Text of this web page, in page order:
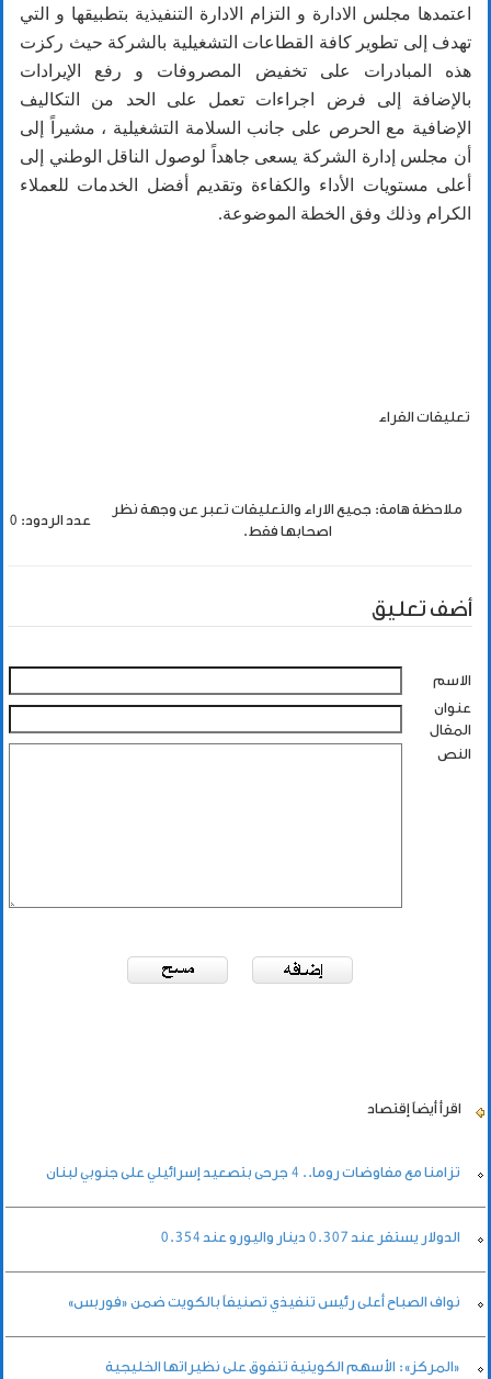
اعتمدها مجلس الادارة و التزام الادارة التنفيذية بتطبيقها و التي
تهدف إلى تطوير كافة القطاعات التشغيلية بالشركة حيث ركزت
هذه المبادرات على تخفيض المصروفات و رفع الإيرادات
بالإضافة إلى فرض اجراءات تعمل على الحد من التكاليف
الإضافية مع الحرص على جانب السلامة التشغيلية ، مشيراً إلى
أن مجلس إدارة الشركة يسعى جاهداً لوصول الناقل الوطني إلى
أعلى مستويات الأداء والكفاءة وتقديم أفضل الخدمات للعملاء
الكرام وذلك وفق الخطة الموضوعة.
تعليقات القراء
ملاحظة هامة: جميع الاراء والتعليقات تعبر عن وجهة نظر
اصحابها فقط.
عدد الردود: 0
أضف تعليق
الاسم
عنوان
المقال
النص
اقرأ أيضاً إقتصاد
تزامنا مع مفاوضات روما.. 4 جرحى بتصعيد إسرائيلي على جنوبي لبنان
الدولار يستقر عند 0.307 دينار واليورو عند 0.354
نواف الصباح أعلى رئيس تنفيذي تصنيفاً بالكويت ضمن «فوربس»
«المركز»: الأسهم الكويتية تتفوق على نظيراتها الخليجية